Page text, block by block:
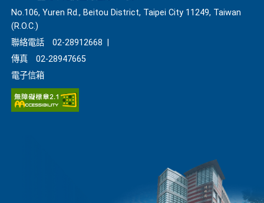
No.106, Yuren Rd., Beitou District, Taipei City 11249, Taiwan
(R.O.C.)
聯絡電話
02-28912668
傳真
02-28947665
電子信箱